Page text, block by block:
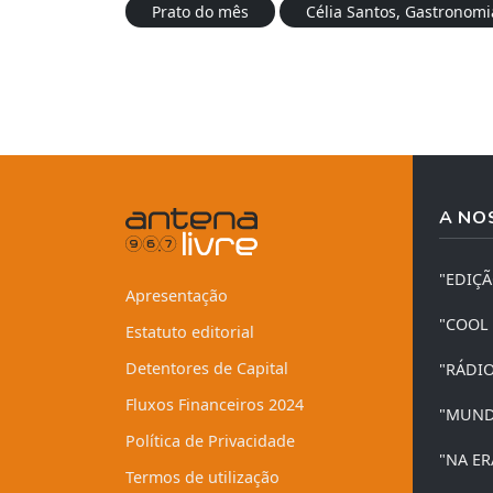
Prato do mês Célia Santos,
Apresentação
Estatuto editorial
Detentores de Capital
Fluxos Financeiros 2024
Política de Privacidade
Termos de utilização
A
"NA